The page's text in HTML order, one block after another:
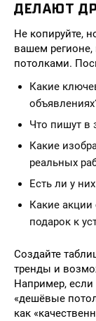
ДЕЛАЮТ
Не копируйте,
вашем
потолками.
Какие
Что пишут в
Какие
реальных
Есть ли у
Какие акции
подарок к
Создайте
тренды и
Например, если
«дешёвые
как